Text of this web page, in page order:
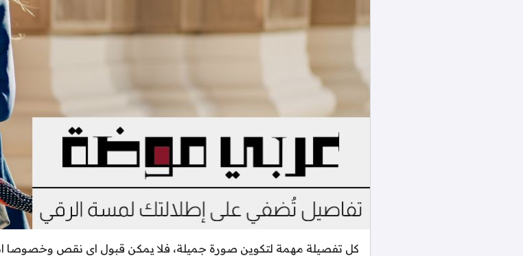
كل تفصيلة مهمة لتكوين صورة جميلة، فلا يمكن قبول اي نقص وخصوصا